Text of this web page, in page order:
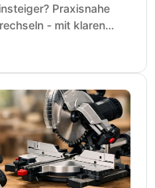
Praxisnahe
- mit klaren